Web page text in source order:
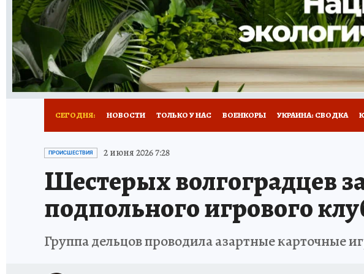
ПРЕСС-ЦЕНТР НЕДВИЖИМОСТЬ ТЕЛЕВИЗОР
РАДИО КП РЕКЛАМА ТЕСТЫ НОВОЕ НА САЙТЕ
СЕГОДНЯ: НОВОСТИ ТОЛЬКО У НАС ВОЕНКОРЫ УКРАИНА: СВОДКА
ИСПЫТАНО НА СЕБЕ
ПРОИСШЕСТВИЯ 2 июня 2026 7:28
Шестерых волгоградцев
подпольного игрового
Группа дельцов проводила азартные карточные